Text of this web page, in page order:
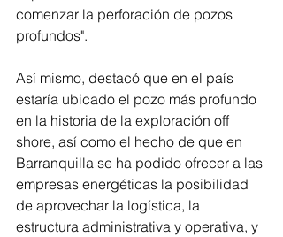
comenzar la perforación de pozos
profundos".
Así mismo, destacó que en el país
estaría ubicado el pozo más profundo
en la historia de la exploración off
shore, así como el hecho de que en
Barranquilla se ha podido ofrecer a las
empresas energéticas la posibilidad
de aprovechar la logística, la
estructura administrativa y operativa, y